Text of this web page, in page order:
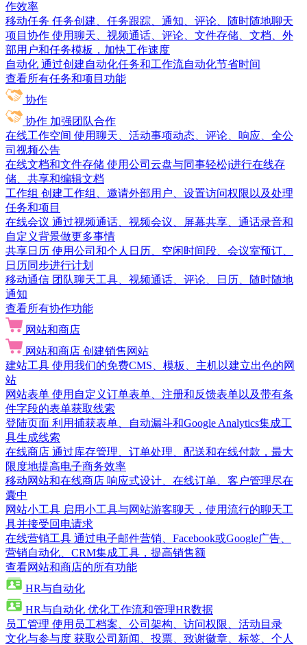
作效率
移动任务 任务创建、任务跟踪、通知、评论、随时随地聊天
项目协作 使用聊天、视频通话、评论、文件存储、文档、外
部用户和任务模板，加快工作速度
自动化 通过创建自动化任务和工作流自动化节省时间
查看所有任务和项目功能
协作
协作 加强团队合作
在线工作空间 使用聊天、活动事项动态、评论、响应、全公
司视频公告
在线文档和文件存储 使用公司云盘与同事轻松j进行在线存
储、共享和编辑文档
工作组 创建工作组、邀请外部用户、设置访问权限以及处理
任务和项目
在线会议 通过视频通话、视频会议、屏幕共享、通话录音和
自定义背景做更多事情
共享日历 使用公司和个人日历、空闲时间段、会议室预订、
日历同步进行计划
移动通信 团队聊天工具、视频通话、评论、日历、随时随地
通知
查看所有协作功能
网站和商店
网站和商店 创建销售网站
建站工具 使用我们的免费CMS、模板、主机以建立出色的网
站
网站表单 使用自定义订单表单、注册和反馈表单以及带有条
件字段的表单获取线索
登陆页面 利用捕获表单、自动漏斗和Google Analytics集成工
具生成线索
在线商店 通过库存管理、订单处理、配送和在线付款，最大
限度地提高电子商务效率
移动网站和在线商店 响应式设计、在线订单、客户管理尽在
囊中
网站小工具 启用小工具与网站游客聊天，使用流行的聊天工
具并接受回电请求
在线营销工具 通过电子邮件营销、Facebook或Google广告、
营销自动化、CRM集成工具，提高销售额
查看网站和商店的所有功能
HR与自动化
HR与自动化 优化工作流和管理HR数据
员工管理 使用员工档案、公司架构、访问权限、活动目录
文化与参与度 获取公司新闻、投票、致谢徽章、标签、个人